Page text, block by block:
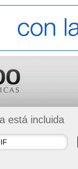
está incluida